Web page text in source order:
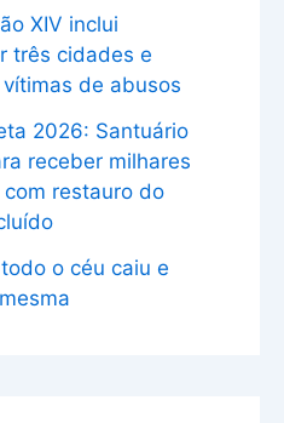
XIV inclui
três cidades e
de abusos
2026: Santuário
receber milhares
restauro do
o céu caiu e